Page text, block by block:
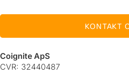
KONTAKT
Coignite ApS
CVR: 32440487